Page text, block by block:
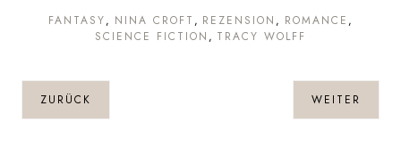
FANTASY NINA CROFT REZENSION
ROMANCE
SCIENCE FICTION
TRACY WOLFF
ZURÜCK WEITER